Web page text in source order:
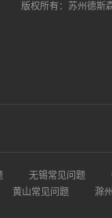
版权所有：苏州德斯
无锡常见问题
黄山常见问题 滁